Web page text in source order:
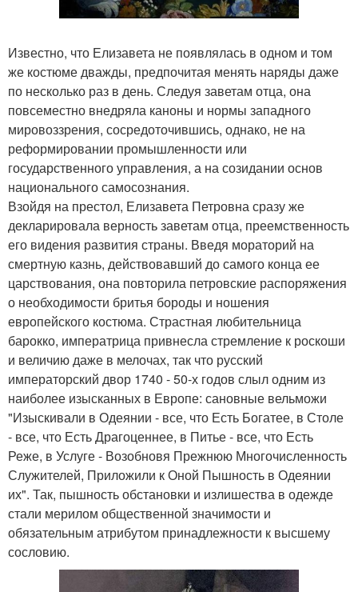
Известно, что Елизавета не появлялась в одном и том
же костюме дважды, предпочитая менять наряды даже
по несколько раз в день. Следуя заветам отца, она
повсеместно внедряла каноны и нормы западного
мировоззрения, сосредоточившись, однако, не на
реформировании промышленности или
государственного управления, а на созидании основ
национального самосознания.
Взойдя на престол, Елизавета Петровна сразу же
декларировала верность заветам отца, преемственность
его видения развития страны. Введя мораторий на
смертную казнь, действовавший до самого конца ее
царствования, она повторила петровские распоряжения
о необходимости бритья бороды и ношения
европейского костюма. Страстная любительница
барокко, императрица привнесла стремление к роскоши
и величию даже в мелочах, так что русский
императорский двор 1740 - 50-х годов слыл одним из
наиболее изысканных в Европе: сановные вельможи
"Изыскивали в Одеянии - все, что Есть Богатее, в Столе
- все, что Есть Драгоценнее, в Питье - все, что Есть
Реже, в Услуге - Возобновя Прежнюю Многочисленность
Служителей, Приложили к Оной Пышность в Одеянии
их". Так, пышность обстановки и излишества в одежде
стали мерилом общественной значимости и
обязательным атрибутом принадлежности к высшему
сословию.